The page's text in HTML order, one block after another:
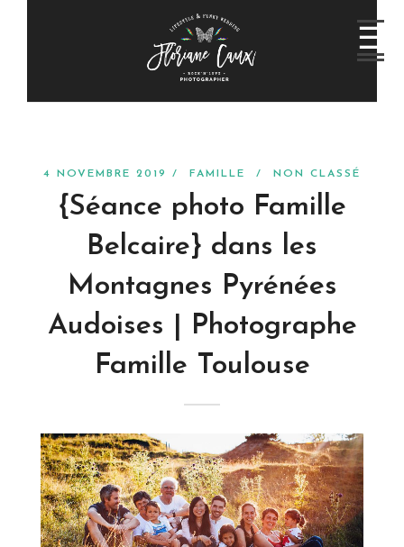
4 NOVEMBRE 2019 / FAMILLE / NON CLASSÉ
{Séance photo Famille
Belcaire} dans les
Montagnes Pyrénées
Audoises | Photographe
Famille Toulouse